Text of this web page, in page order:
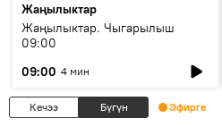
Жаңылыктар
Жаңылыктар. Чыгарылыш
09:00
09:00 4 мин
Кечээ Бүгүн Эфирге